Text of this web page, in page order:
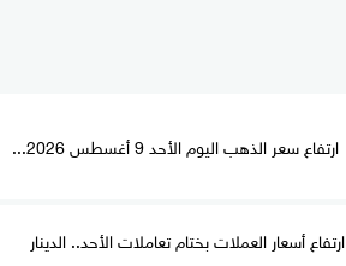
ارتفاع سعر الذهب اليوم الأحد 9 أغسطس 2026...
ارتفاع أسعار العملات بختام تعاملات الأحد.. الدينار